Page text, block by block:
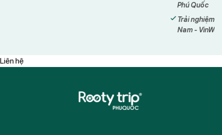
Phú Quốc
Trải nghiệm
Nam -
Liên hệ